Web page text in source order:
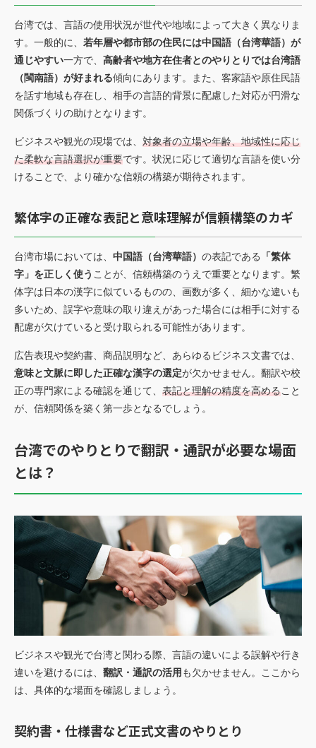
台湾では、言語の使用状況が世代や地域によって大きく異なりま
す。一般的に、 若年層や都市部の住民には中国語（台湾華語）が
通じやすい一方で、 高齢者や地方在住者とのやりとりでは台湾語
（閩南語）が好まれる傾向にあります。また、客家語や原住民語
を話す地域も存在し、相手の言語的背景に配慮した対応が円滑な
関係づくりの助けとなります。
ビジネスや観光の現場では、 対象者の立場や年齢、地域性に応じ
た柔軟な言語選択が重要です。状況に応じて適切な言語を使い分
けることで、より確かな信頼の構築が期待されます。
繁体字の正確な表記と意味理解が信頼構築のカギ
台湾市場においては、 中国語（台湾華語） の表記である
「繁体
字」を正しく使う ことが、信頼構築のうえで重要となります。繁
体字は日本の漢字に似ているものの、画数が多く、細かな違いも
多いため、誤字や意味の取り違えがあった場合には相手に対する
配慮が欠けていると受け取られる可能性があります。
広告表現や契約書、商品説明など、あらゆるビジネス文書では、
意味と文脈に即した正確な漢字の選定が欠かせません。翻訳や校
正の専門家による確認を通じて、 表記と理解の精度を高めること
が、信頼関係を築く第一歩となるでしょう。
台湾でのやりとりで翻訳・通訳が必要な場面
とは？
ビジネスや観光で台湾と関わる際、言語の違いによる誤解や行き
違いを避けるには、 翻訳・通訳の活用 も欠かせません。ここから
は、具体的な場面を確認しましょう。
契約書・仕様書など正式文書のやりとり